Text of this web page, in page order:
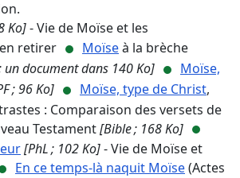
Ko]- Vie de Moïse et les
retirer
Moïseà la brèche
un document dans 140 Ko]
Moïse,
; 96 Ko] Moïse, type de Christ,
: Comparaison des versets de
Testament[Bible ; 168 Ko]
[PhL ; 102 Ko]- Vie de Moïse et
En ce temps-là naquit Moïse(Actes